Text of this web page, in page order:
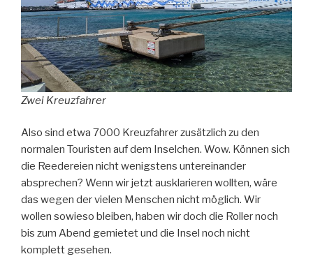
Zwei Kreuzfahrer
Also sind etwa 7000 Kreuzfahrer zusätzlich zu den
normalen Touristen auf dem Inselchen. Wow. Können sich
die Reedereien nicht wenigstens untereinander
absprechen? Wenn wir jetzt ausklarieren wollten, wäre
das wegen der vielen Menschen nicht möglich. Wir
wollen sowieso bleiben, haben wir doch die Roller noch
bis zum Abend gemietet und die Insel noch nicht
komplett gesehen.